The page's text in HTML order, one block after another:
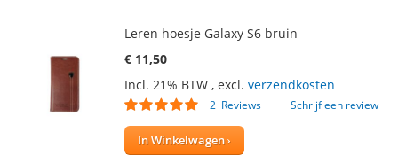
Leren hoesje Galaxy S6 bruin
€ 11,50
Incl. 21% BTW , excl. verzendkosten
Waardering:
2 Reviews Schrijf een review
In Winkelwagen